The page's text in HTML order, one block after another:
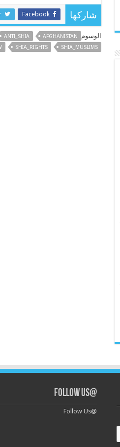
شاركها Facebook
الوسوم AFGHANISTAN
ANTI_SHIA
SHIA_MUSLIMS
SHIA_RIGHTS
@Follow Us
@Follow Us